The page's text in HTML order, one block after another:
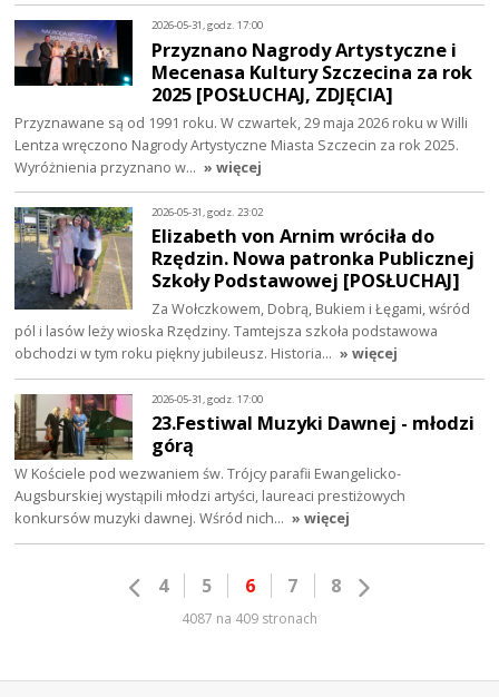
2026-05-31, godz. 17:00
Przyznano Nagrody Artystyczne i
Mecenasa Kultury Szczecina za rok
2025 [POSŁUCHAJ, ZDJĘCIA]
Przyznawane są od 1991 roku. W czwartek, 29 maja 2026 roku w Willi
Lentza wręczono Nagrody Artystyczne Miasta Szczecin za rok 2025.
Wyróżnienia przyznano w… » więcej
2026-05-31, godz. 23:02
Elizabeth von Arnim wróciła do
Rzędzin. Nowa patronka Publicznej
Szkoły Podstawowej [POSŁUCHAJ]
Za Wołczkowem, Dobrą, Bukiem i Łęgami, wśród
pól i lasów leży wioska Rzędziny. Tamtejsza szkoła podstawowa
obchodzi w tym roku piękny jubileusz. Historia… » więcej
2026-05-31, godz. 17:00
23.Festiwal Muzyki Dawnej - młodzi
górą
W Kościele pod wezwaniem św. Trójcy parafii Ewangelicko-
Augsburskiej wystąpili młodzi artyści, laureaci prestiżowych
konkursów muzyki dawnej. Wśród nich… » więcej
4 5 6 7 8
4087 na 409 stronach